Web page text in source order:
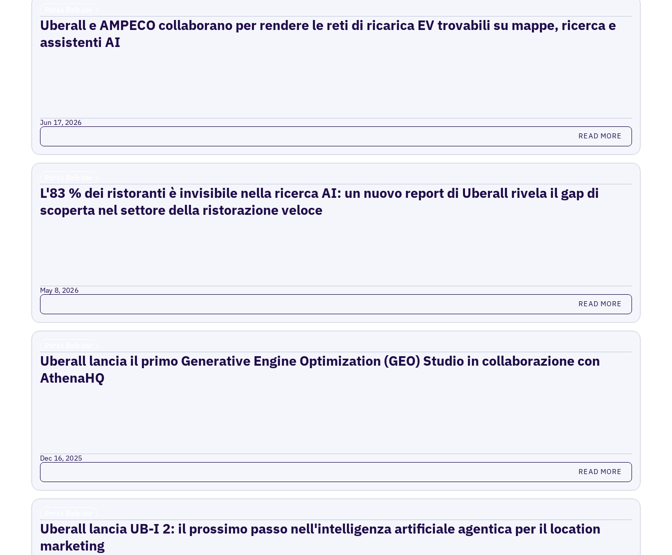
Uberall e AMPECO collaborano per rendere le reti di ricarica EV trovabili su mappe, ricerca e
assistenti AI
Jun 17, 2026
Read more READ MORE
L'83 % dei ristoranti è invisibile nella ricerca AI: un nuovo report di Uberall rivela il gap di
scoperta nel settore della ristorazione veloce
May 8, 2026
Read more READ MORE
Uberall lancia il primo Generative Engine Optimization (GEO) Studio in collaborazione con
AthenaHQ
Dec 16, 2025
Read more READ MORE
Uberall lancia UB-I 2: il prossimo passo nell'intelligenza artificiale agentica per il location
marketing